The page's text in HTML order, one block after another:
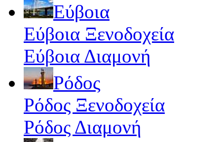
Εύβοια
Εύβοια Ξενοδοχεία
Εύβοια Διαμονή
Ρόδος
Ρόδος Ξενοδοχεία
Ρόδος Διαμονή